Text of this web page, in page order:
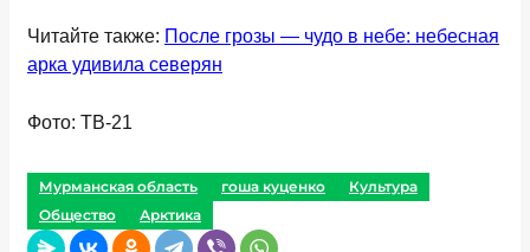
Читайте также: После грозы — чудо в небе: небесная
арка удивила северян
Фото: ТВ-21
Мурманская область гоша куценко
Культура
Общество
Арктика